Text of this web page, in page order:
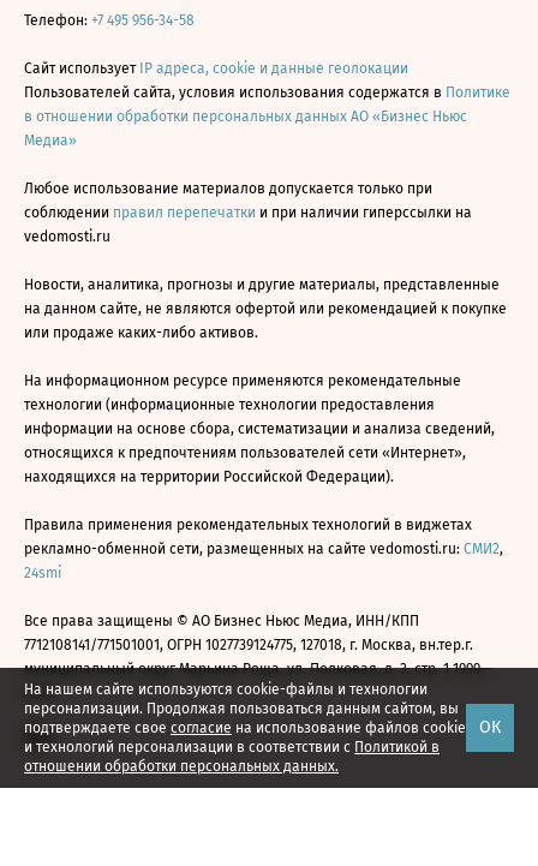
На нашем сайте используются cookie-файлы и технологии
персонализации. Продолжая пользоваться данным сайтом, вы
подтверждаете свое согласие на использование файлов cookie
и технологий персонализации в соответствии с Политикой в
отношении обработки персональных данных.
ОК
Телефон: +7 495 956-34-58
Сайт использует IP адреса, cookie и данные геолокации
Пользователей сайта, условия использования содержатся в Политике
в отношении обработки персональных данных АО «Бизнес Ньюс
Медиа»
Любое использование материалов допускается только при
соблюдении правил перепечатки и при наличии гиперссылки на
vedomosti.ru
Новости, аналитика, прогнозы и другие материалы, представленные
на данном сайте, не являются офертой или рекомендацией к покупке
или продаже каких-либо активов.
На информационном ресурсе применяются рекомендательные
технологии (информационные технологии предоставления
информации на основе сбора, систематизации и анализа сведений,
относящихся к предпочтениям пользователей сети «Интернет»,
находящихся на территории Российской Федерации).
Правила применения рекомендательных технологий в виджетах
рекламно-обменной сети, размещенных на сайте vedomosti.ru: СМИ2,
24smi
Все права защищены © АО Бизнес Ньюс Медиа, ИНН/КПП
7712108141/771501001, ОГРН 1027739124775, 127018, г. Москва, вн.тер.г.
муниципальный округ Марьина Роща, ул. Полковая, д. 3, стр. 1 1999—
2026